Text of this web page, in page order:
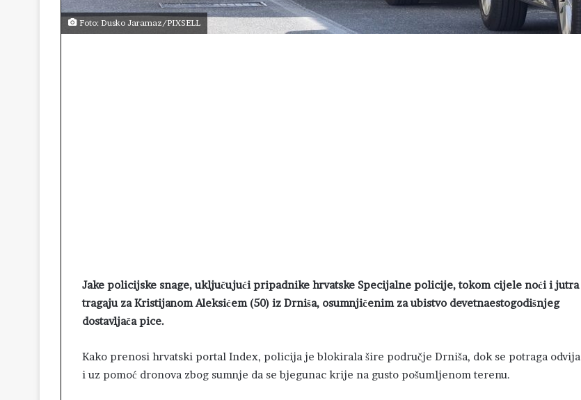
Foto: Dusko Jaramaz/PIXSELL
Jake policijske snage, uključujući pripadnike hrvatske Specijalne policije, tokom cijele noći i jutra
tragaju za Kristijanom Aleksićem (50) iz Drniša, osumnjičenim za ubistvo devetnaestogodišnjeg
dostavljača pice.
Kako prenosi hrvatski portal Index, policija je blokirala šire područje Drniša, dok se potraga odvija
i uz pomoć dronova zbog sumnje da se bjegunac krije na gusto pošumljenom terenu.